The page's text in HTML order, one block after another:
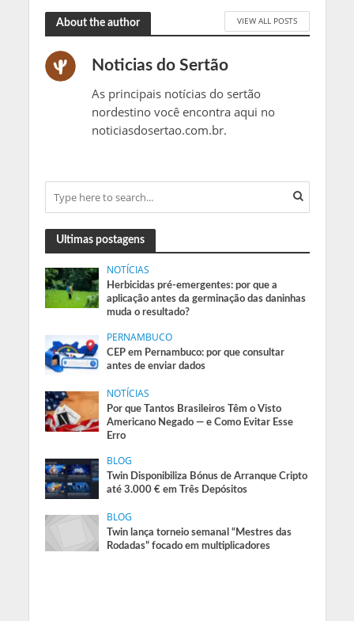
About the author VIEW ALL POSTS
Noticias do Sertão
As principais notícias do sertão
nordestino você encontra aqui no
noticiasdosertao.com.br.
Ultimas postagens
NOTÍCIAS
Herbicidas pré-emergentes: por que a
aplicação antes da germinação das daninhas
muda o resultado?
PERNAMBUCO
CEP em Pernambuco: por que consultar
antes de enviar dados
NOTÍCIAS
Por que Tantos Brasileiros Têm o Visto
Americano Negado — e Como Evitar Esse
Erro
BLOG
Twin Disponibiliza Bónus de Arranque Cripto
até 3.000 € em Três Depósitos
BLOG
Twin lança torneio semanal “Mestres das
Rodadas” focado em multiplicadores